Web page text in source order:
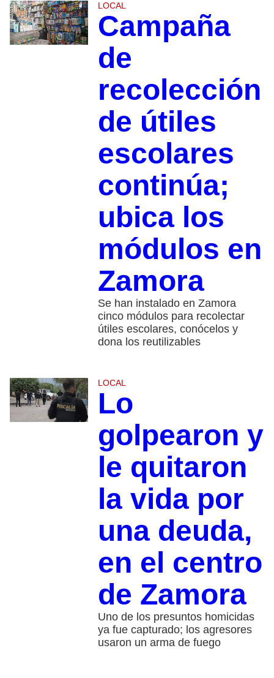
LOCAL
Campaña
de
recolección
de útiles
escolares
continúa;
ubica los
módulos en
Zamora
Se han instalado en Zamora
cinco módulos para recolectar
útiles escolares, conócelos y
dona los reutilizables
LOCAL
Lo
golpearon y
le quitaron
la vida por
una deuda,
en el centro
de Zamora
Uno de los presuntos homicidas
ya fue capturado; los agresores
usaron un arma de fuego